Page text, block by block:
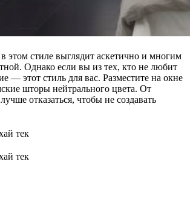
этом стиле выглядит аскетично и многим
Однако если вы из тех, кто не любит
― этот стиль для вас. Разместите на окне
шторы нейтрального цвета. От
отказаться, чтобы не создавать